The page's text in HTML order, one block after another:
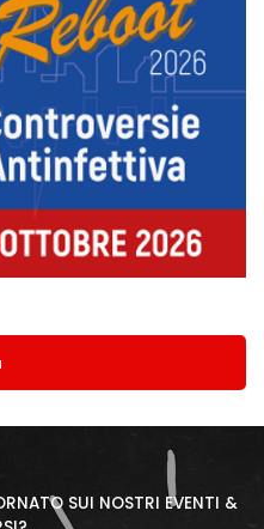
SUI NOSTRI EVENTI &